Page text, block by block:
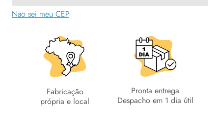
Não sei meu CEP
Fabricação
própria e local
Pronta entrega
Despacho em 1 dia útil